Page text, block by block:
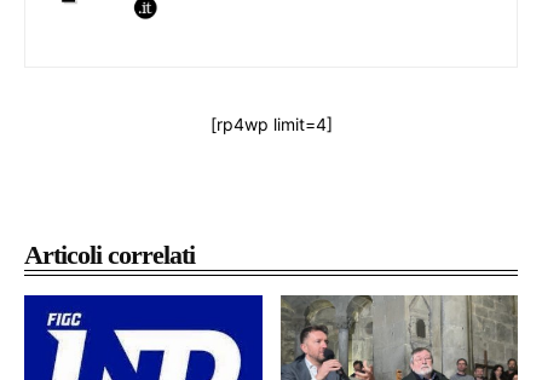
Articoli correlati
[rp4wp limit=4]